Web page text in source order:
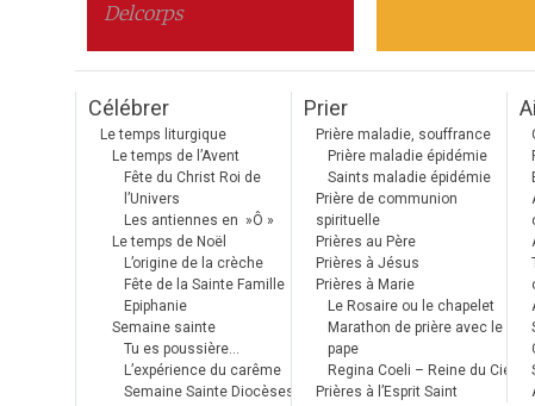
Delcorps
Célébrer
Le temps liturgique
Le temps de l’Avent
Fête du Christ Roi de
l’Univers
Les antiennes en »Ô »
Le temps de Noël
L’origine de la crèche
Fête de la Sainte Famille
Epiphanie
Semaine sainte
Tu es poussière…
L’expérience du carême
Semaine Sainte Diocèses
Prier
Prière maladie, souffrance
Prière maladie épidémie
Saints maladie épidémie
Prière de communion
spirituelle
Prières au Père
Prières à Jésus
Prières à Marie
Le Rosaire ou le chapelet
Marathon de prière avec le
pape
Regina Coeli – Reine du Ciel
Prières à l’Esprit Saint